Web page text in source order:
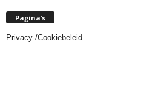
Pagina’s
Privacy-/Cookiebeleid